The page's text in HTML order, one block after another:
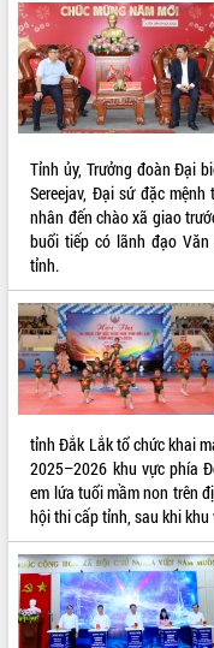
Tỉnh ủy, Trưởng đoàn Đại
Sereejav, Đại sứ đặc
nhân đến chào xã giao
buổi tiếp có lãnh đạo
tỉnh.
tỉnh Đắk Lắk tổ chức khai
2025–2026 khu vực phía
em lứa tuổi mầm non trên
hội thi cấp tỉnh, sau khi